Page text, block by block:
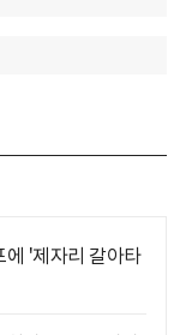
'제자리 갈아타